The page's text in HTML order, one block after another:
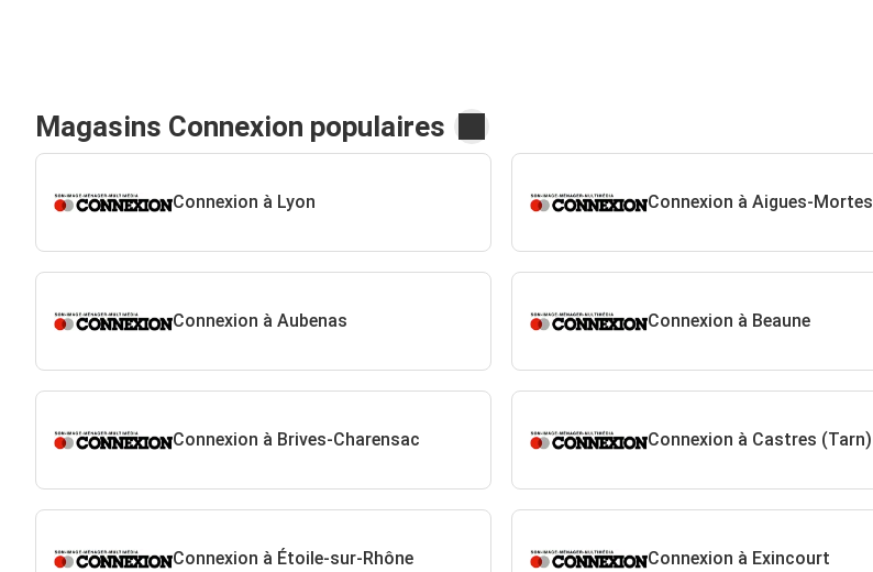
Magasins Connexion populaires
Connexion à Lyon Connexion à Aigues-Mortes
Connexion à Aubenas Connexion à Beaune
Connexion à Brives-Charensac Connexion à Castres (Tarn)
Connexion à Étoile-sur-Rhône Connexion à Exincourt